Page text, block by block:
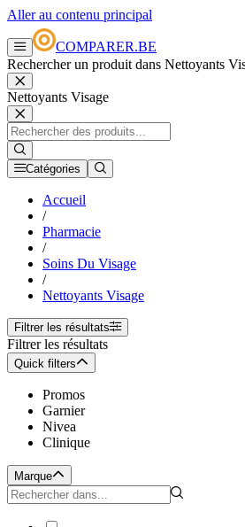
Aller au contenu principal
COMPARER.BE
Rechercher un produit dans Nettoyants
Nettoyants Visage
Catégories
Accueil
/
Pharmacie
/
Soins Du Visage
/
Nettoyants Visage
Filtrer les résultats
Filtrer les résultats
Quick filters
Promos
Garnier
Nivea
Clinique
Marque